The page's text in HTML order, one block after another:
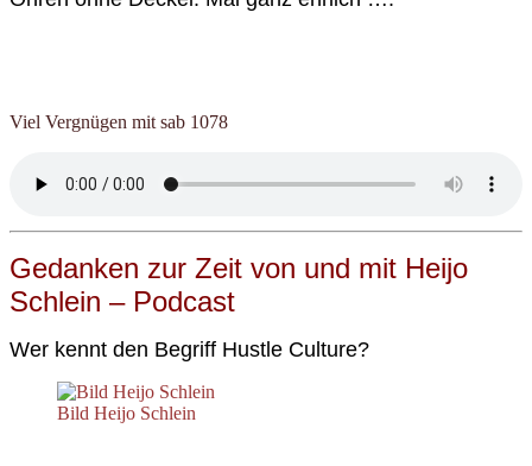
Viel Vergnügen mit sab 1078
Gedanken zur Zeit von und mit Heijo
Schlein – Podcast
Wer kennt den Begriff Hustle Culture?
Bild Heijo Schlein